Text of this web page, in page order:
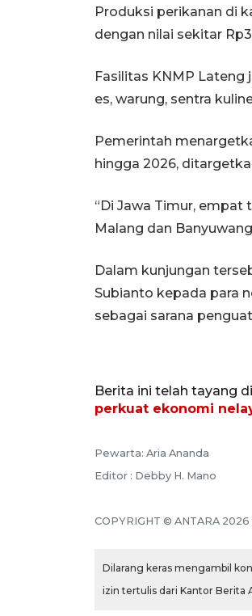
Produksi perikanan di
dengan nilai sekitar
Fasilitas KNMP
es, warung, sentra
Pemerintah
hingga 2026,
“Di Jawa Timur, empat
Malang dan
Dalam kunjungan
Subianto kepada para
sebagai sarana
Berita ini telah tayang
perkuat ekonomi
Pewarta: Aria Ananda
Editor : Debby H. Mano
COPYRIGHT © ANTARA 2026
Dilarang keras mengambil
izin tertulis dari Kantor Berita